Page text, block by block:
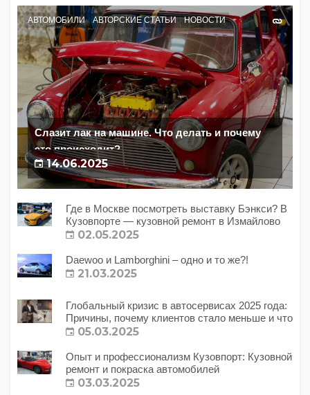
АВТОМОБИЛИ АВТОРСКИЕ СТАТЬИ НОВОСТИ
Слазит лак на машине. Что делать и почему
это происходит?
14.06.2025
Где в Москве посмотреть выставку Бэнкси? В
Кузовпорте — кузовной ремонт в Измайлово
02.05.2025
Daewoo и Lamborghini – одно и то же?!
21.03.2025
Глобальный кризис в автосервисах 2025 года:
Причины, почему клиентов стало меньше и что
с этим делать?
05.03.2025
Опыт и профессионализм Кузовпорт: Кузовной
ремонт и покраска автомобилей
03.03.2025